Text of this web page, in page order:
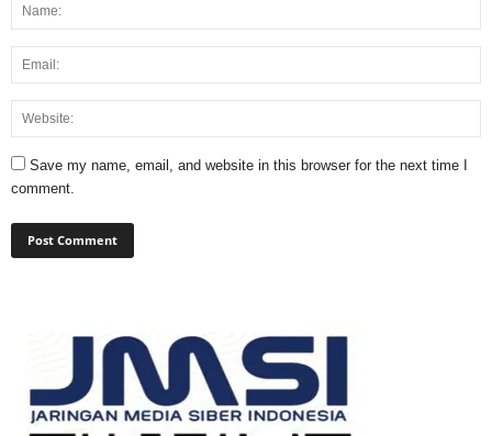
Save my name, email, and website in this browser for the next time I
comment.